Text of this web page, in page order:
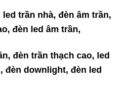
led trần nhà, đèn âm trần,
đèn led âm trần,
đèn trần thạch cao, led
đèn downlight, đèn led